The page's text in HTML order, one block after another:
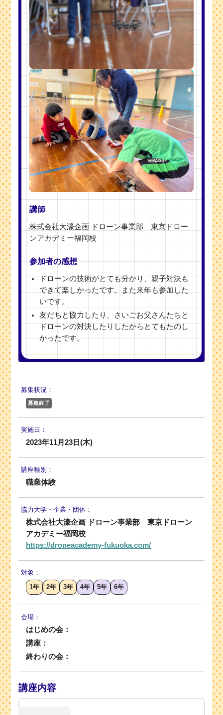
講師
株式会社大濠企画 ドローン事業部 東京ドロー
ンアカデミー福岡校
参加者の感想
ドローンの技術がとても分かり、親子対決も
できて楽しかったです。また来年も参加した
いです。
友だちと協力したり、さいごお父さんたちと
ドローンの対決したりしたからとてもたのし
かったです。
募集状況：
募集終了
実施日：
2023年11月23日(木)
講座種別：
職業体験
協力大学・企業・団体：
株式会社大濠企画 ドローン事業部 東京ドローン
アカデミー福岡校
https://droneacademy-fukuoka.com/
対象：
1年
2年 3年 4年 5年 6年
会場：
はじめの会：
講座：
終わりの会：
講座内容